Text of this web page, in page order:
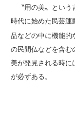
〝用の美〟という
時代に始めた民芸
品などの中に機能
の民間仏などを含
美が発見される時
が必ずある。